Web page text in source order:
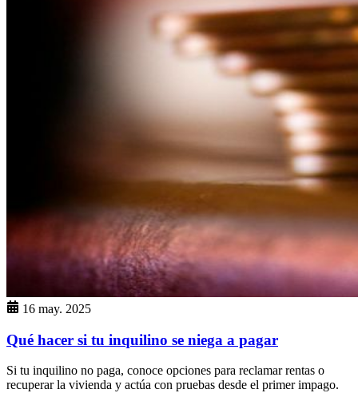
16 may. 2025
Qué hacer si tu inquilino se niega a pagar
Si tu inquilino no paga, conoce opciones para reclamar rentas o
recuperar la vivienda y actúa con pruebas desde el primer impago.